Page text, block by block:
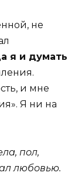
не
я и думать
и мне
Я ни на
пол,
любовью.